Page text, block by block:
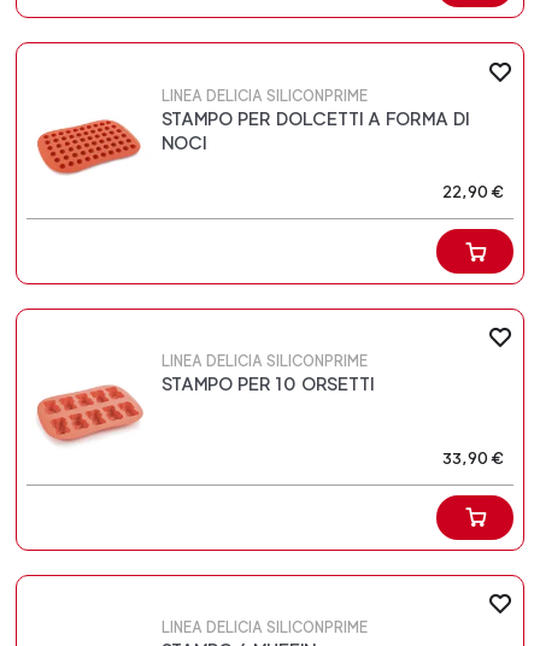
LINEA DELICIA SILICONPRIME
STAMPO PER DOLCETTI A FORMA DI
NOCI
22,90 €
LINEA DELICIA SILICONPRIME
STAMPO PER 10 ORSETTI
33,90 €
LINEA DELICIA SILICONPRIME